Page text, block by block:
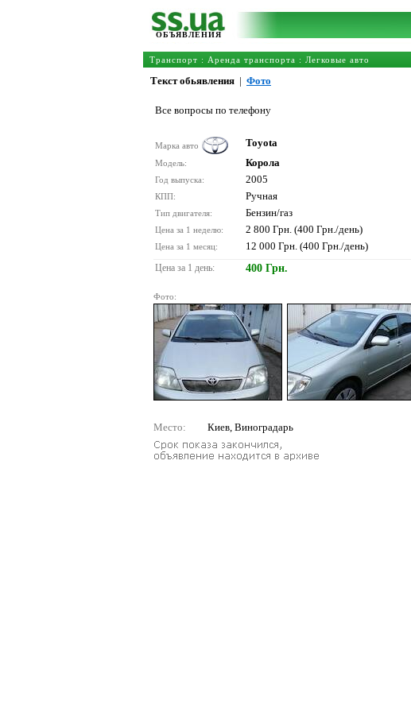
ОБЪЯВЛЕНИЯ
Транспорт : Аренда транспорта : Легковые авто
Текст обьявления | Фото
Все вопросы по телефону
Марка авто Toyota
Модель: Корола
Год выпуска: 2005
КПП: Ручная
Тип двигателя: Бензин/газ
Цена за 1 неделю: 2 800 Грн. (400 Грн./день)
Цена за 1 месяц: 12 000 Грн. (400 Грн./день)
Цена за 1 день: 400 Грн.
Фото:
Место: Киев, Виноградарь